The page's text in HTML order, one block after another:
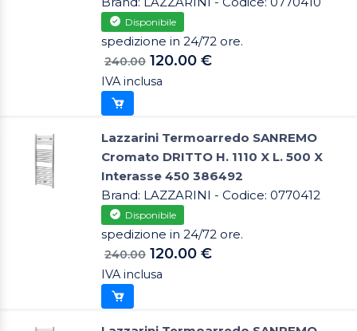
Disponibile
spedizione in 24/72 ore.
240.00 120.00 €
IVA inclusa
Lazzarini Termoarredo SANREMO
Cromato DRITTO H. 1110 X L. 500 X
Interasse 450 386492
Brand: LAZZARINI - Codice: 0770412
Disponibile
spedizione in 24/72 ore.
240.00 120.00 €
IVA inclusa